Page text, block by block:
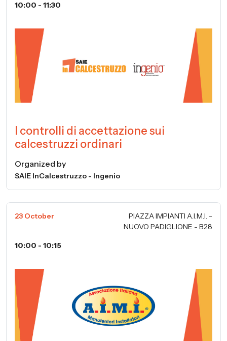
10:00 - 11:30
I controlli di accettazione sui
calcestruzzi ordinari
Organized by
SAIE InCalcestruzzo - Ingenio
23 October
PIAZZA IMPIANTI A.I.M.I. -
NUOVO PADIGLIONE - B28
10:00 - 10:15